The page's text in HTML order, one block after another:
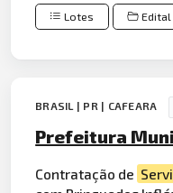
Lotes Edital
BRASIL | PR | CAFEARA
Prefeitura
Contratação de